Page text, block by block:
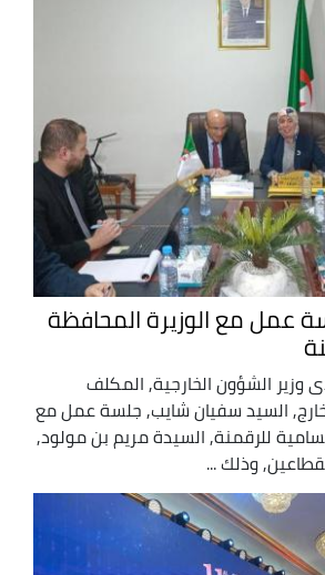
عمل مع الوزيرة المحافظة
الشؤون الخارجية, المكلف
السيد سفيان شايب, جلسة عمل مع
للرقمنة, السيدة مريم بن مولود,
وذلك ...